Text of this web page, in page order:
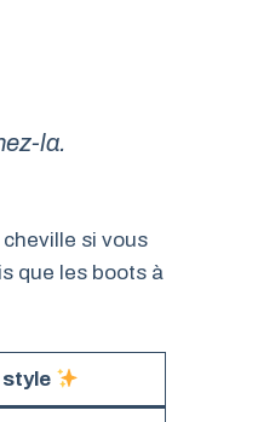
la.
si vous
que les boots à